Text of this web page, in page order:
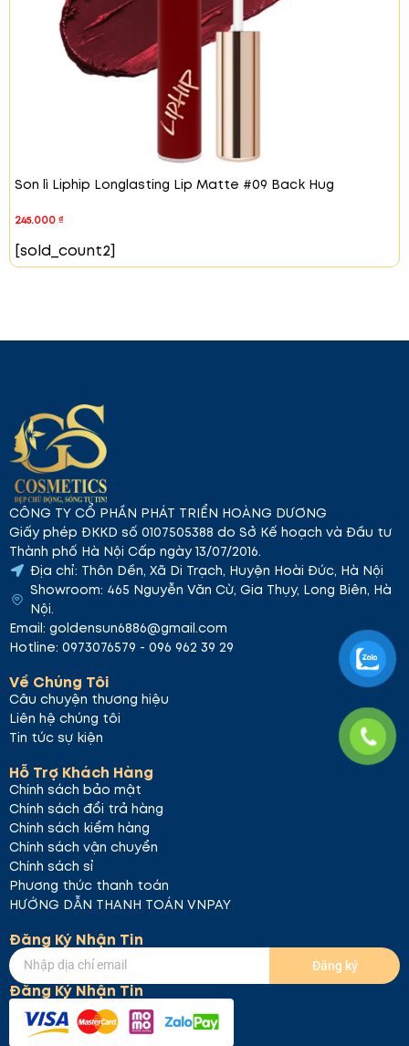
#03 Bird Kiss – Hồng trà
tươi tắn, dễ dàng kết hợp với nhiều phong cách
trang điểm khác nhau. Tạo vẻ ngoài dễ thương, trẻ
trung.
#04 French Kiss – Hồng nâu
ấm mang lại sự quyến rũ và thanh lịch. Phù hợp cho
những ai yêu thích vẻ đẹp nhẹ nhàng nhưng vẫn đậm
chất nữ tính.
#05 Deep Kiss – Đỏ cherry
cherry tươi tắn, mạnh mẽ. Đây là lựa chọn tuyệt vời
cho những buổi tối quyến rũ hay những dịp đặc biệt.
Son lì Liphip Longlasting Lip Matte #09 Back Hug
245.000₫
[sold_count2]
CÔNG TY CỔ PHẦN PHÁT TRIỂN HOÀNG DƯƠNG
Giấy phép ĐKKD số 0107505388 do Sở Kế hoạch và Đầu tư
Thành phố Hà Nội Cấp ngày 13/07/2016.
Địa chỉ: Thôn Dền, Xã Di Trạch, Huyện Hoài Đức, Hà Nội
Showroom: 465 Nguyễn Văn Cừ, Gia Thụy, Long Biên, Hà
Nội.
Email: goldensun6886@gmail.com
Hotline: 0973076579 - 096 962 39 29
Về Chúng Tôi
Câu chuyện thương hiệu
Liên hệ chúng tôi
Tin tức sự kiện
Hỗ Trợ Khách Hàng
Chính sách bảo mật
Chính sách đổi trả hàng
Chính sách kiểm hàng
Chính sách vận chuyển
Chính sách sỉ
Phương thức thanh toán
HƯỚNG DẪN THANH TOÁN VNPAY
Đăng Ký Nhận Tin
Đăng ký
Đăng Ký Nhận Tin